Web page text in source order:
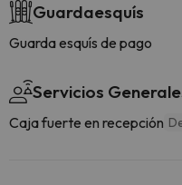
Guardaesquís
Guarda esquís de pago
Servicios
Caja fuerte en recepción